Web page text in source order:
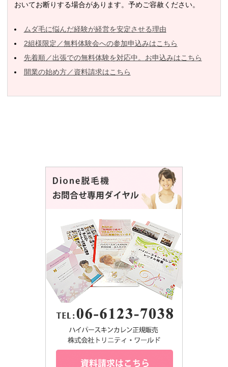
おいてお断りする場合があります。予めご容赦ください。
ムダ毛に悩んだ経験が経営を安定させる理由
2組様限定／無料体験会への参加申込みはこちら
先着順／出張での無料体験を対応中。お申込みはこちら
開業の始め方／資料請求はこちら